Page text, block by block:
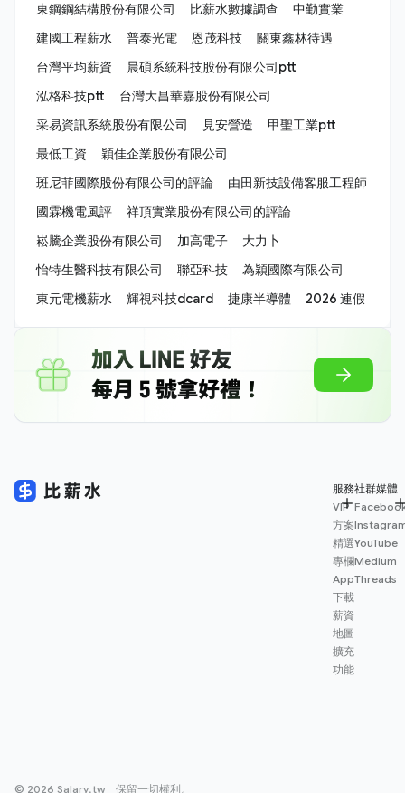
東鋼鋼結構股份有限公司 比薪水數據調查
中勤實業
建國工程薪水
普泰光電 恩茂科技
關東鑫林待遇
台灣平均薪資
晨碩系統科技股份有限公司ptt
泓格科技ptt
台灣大昌華嘉股份有限公司
采易資訊系統股份有限公司
見安營造
甲聖工業ptt
最低工資
穎佳企業股份有限公司
斑尼菲國際股份有限公司的評論
由田新技設備客服工程師
國霖機電風評
祥頂實業股份有限公司的評論
崧騰企業股份有限公司
加高電子
大力卜
怡特生醫科技有限公司
聯亞科技
為穎國際有限公司
東元電機薪水
輝視科技dcard 捷康半導體 2026 連假
服務
VIP
方案
精選
專欄
App
下載
薪資
地圖
擴充
功能
社群媒體
YouTube
Medium
Threads
© 2026 Salary.tw 保留一切權利。